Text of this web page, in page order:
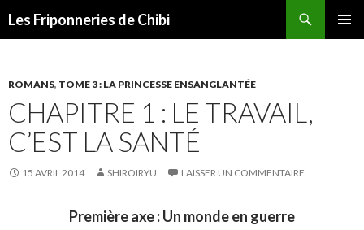
Les Friponneries de Chibi
ROMANS, TOME 3 : LA PRINCESSE ENSANGLANTÉE
CHAPITRE 1 : LE TRAVAIL,
C’EST LA SANTÉ
15 AVRIL 2014 SHIROIRYU LAISSER UN COMMENTAIRE
Première axe : Un monde en guerre